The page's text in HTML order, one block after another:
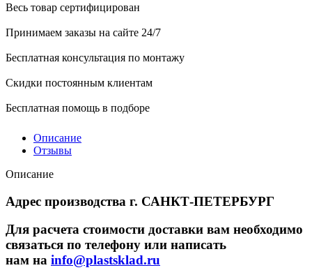
Весь товар сертифицирован
Принимаем заказы на сайте 24/7
Бесплатная консультация по монтажу
Скидки постоянным клиентам
Бесплатная помощь в подборе
Описание
Отзывы
Описание
Адрес производства г. САНКТ-ПЕТЕРБУРГ
Для расчета стоимости доставки вам необходимо
связаться по телефону или написать
нам на info@plastsklad.ru